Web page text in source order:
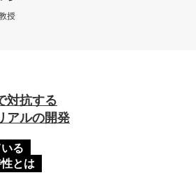
授
対抗する
アルの開発
る
とは